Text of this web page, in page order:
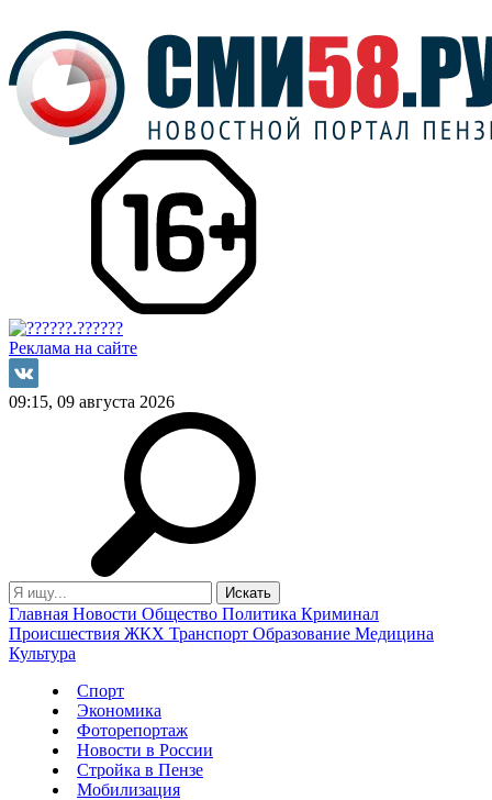
Реклама на сайте
09:15, 09 августа 2026
Главная Новости Общество Политика Криминал
Происшествия ЖКХ Транспорт Образование Медицина
Культура
Спорт
Экономика
Фоторепортаж
Новости в России
Стройка в Пензе
Мобилизация